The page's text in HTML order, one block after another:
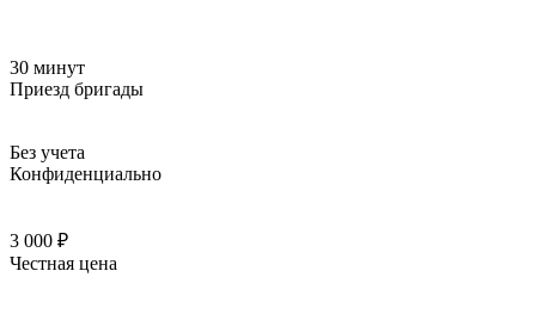
30 минут
Приезд бригады
Без учета
Конфиденциально
3 000 ₽
Честная цена